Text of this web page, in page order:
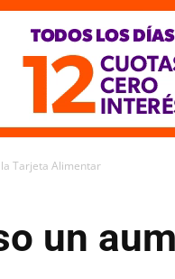
Tarjeta Alimentar
un